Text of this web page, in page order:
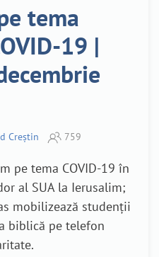
tema
19 |
Creștin 759
pe tema COVID-19 în
al SUA la Ierusalim;
mobilizează studenții
biblică pe telefon